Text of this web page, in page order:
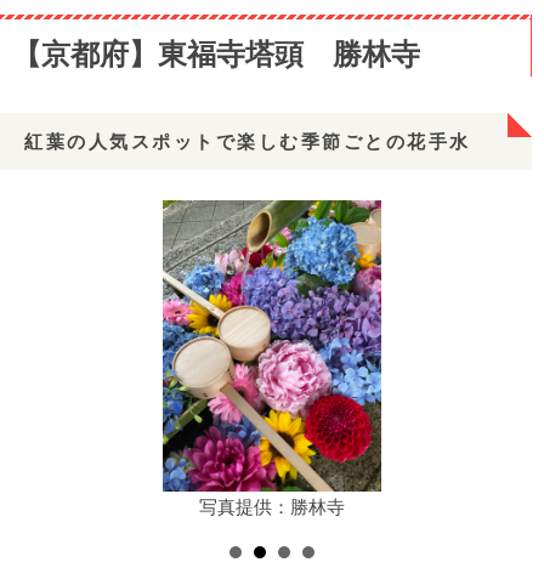
【京都府】東福寺塔頭 勝林寺
紅葉の人気スポットで楽しむ季節ごとの花手水
写真提供：勝林寺